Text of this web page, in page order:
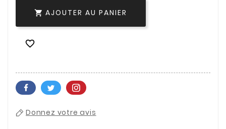
 AJOUTER AU PANIER

Donnez votre avis